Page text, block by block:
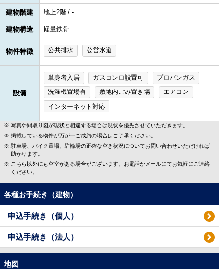
建物階建 地上2階 / -
建物構造 軽量鉄骨
物件特徴 公共排水 公営水道
設備
単身者入居 ガスコンロ設置可
プロパンガス
洗濯機置場有
敷地内ごみ置き場
エアコン
インターネット対応
写真や間取り図が現状と相違する場合は現状を優先させていただきます。
掲載している物件が万が一ご成約の場合はご了承ください。
駐車場、バイク置場、駐輪場の正確な空き状況についてお問い合わせいただければ
助かります。
こちら以外にも空室がある場合がございます。お電話かメールにてお気軽にご連絡
ください。
各種お手続き（建物）
申込手続き（個人）
申込手続き（法人）
地図